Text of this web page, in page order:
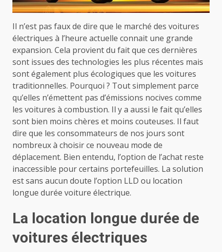
Il n’est pas faux de dire que le marché des voitures
électriques à l’heure actuelle connait une grande
expansion. Cela provient du fait que ces dernières
sont issues des technologies les plus récentes mais
sont également plus écologiques que les voitures
traditionnelles. Pourquoi ? Tout simplement parce
qu’elles n’émettent pas d’émissions nocives comme
les voitures à combustion. Il y a aussi le fait qu’elles
sont bien moins chères et moins couteuses. Il faut
dire que les consommateurs de nos jours sont
nombreux à choisir ce nouveau mode de
déplacement. Bien entendu, l’option de l’achat reste
inaccessible pour certains portefeuilles. La solution
est sans aucun doute l’option LLD ou location
longue durée voiture électrique.
La location longue durée de
voitures électriques